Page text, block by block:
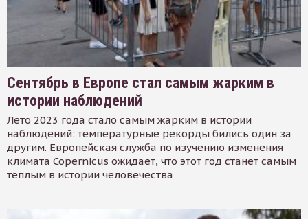
Сентябрь в Европе стал самым жарким в
истории наблюдений
Лето 2023 года стало самым жарким в истории
наблюдений: температурные рекорды бились один за
другим. Европейская служба по изучению изменения
климата Copernicus ожидает, что этот год станет самым
тёплым в истории человечества